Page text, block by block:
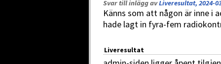
Svar till inlägg avLiveresultat, 2024-
Känns som att någon är inne i
hade lagt in fyra-fem
Liveresultat